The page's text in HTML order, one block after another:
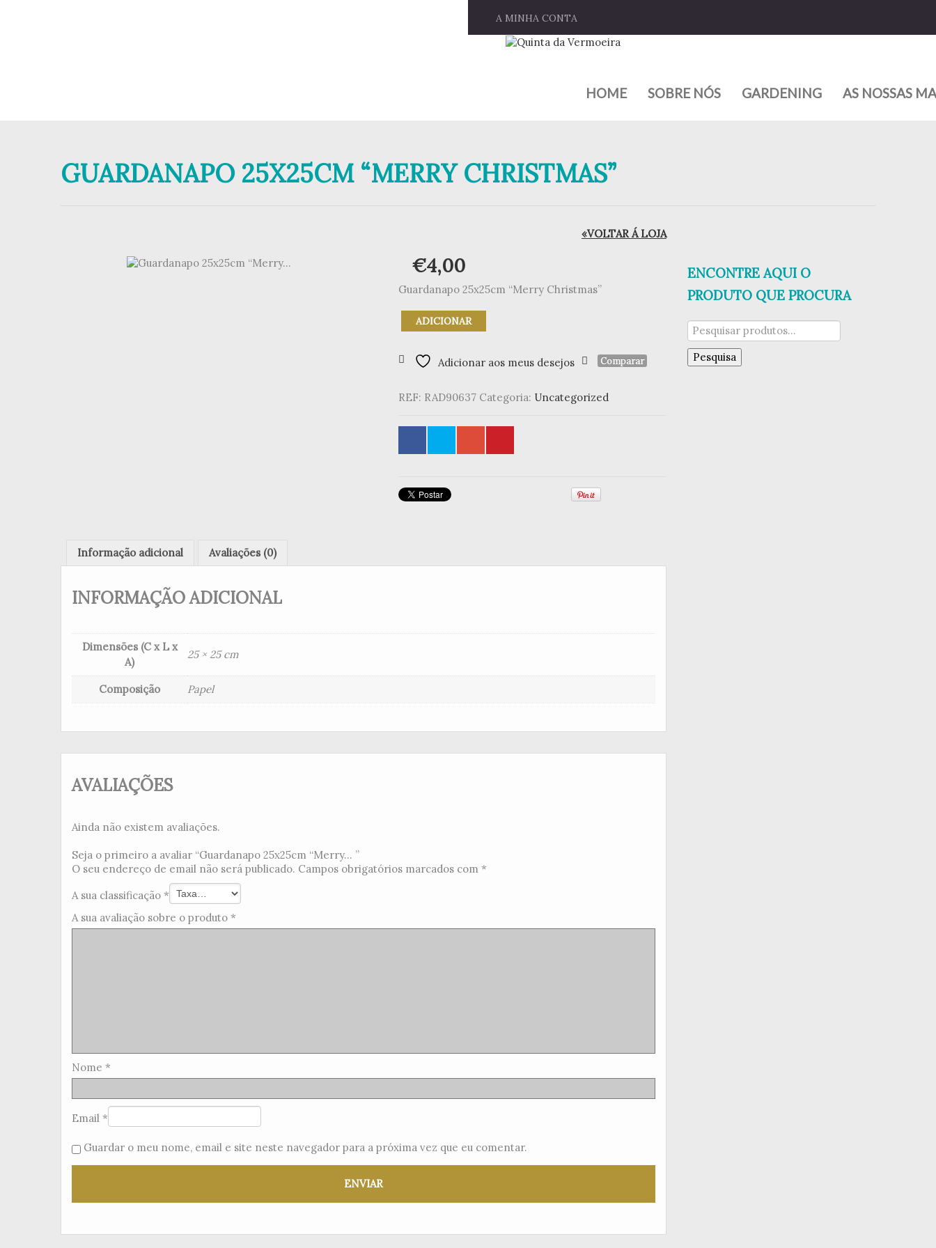
A MINHA CONTA
HOME SOBRE NÓS GARDENING AS NOSSAS
GUARDANAPO 25X25CM “MERRY CHRISTMAS”
«VOLTAR Á LOJA
€4,00
Guardanapo 25x25cm “Merry Christmas”
Quantidade
de
25x25cm
ADICIONAR
Adicionar aos meus desejos Comparar
REF: RAD90637 Categoria: Uncategorized
Informação adicional Avaliações (0)
INFORMAÇÃO ADICIONAL
Dimensões (C x L x
A)
25 × 25 cm
Composição Papel
AVALIAÇÕES
Ainda não existem avaliações.
Seja o primeiro a avaliar “Guardanapo 25x25cm “Merry... ”
O seu endereço de email não será publicado. Campos obrigatórios marcados com *
A sua classificação *
A sua avaliação sobre o produto *
Nome *
Email *
Guardar o meu nome, email e site neste navegador para a próxima vez que eu comentar.
ENCONTRE AQUI O
PRODUTO QUE PROCURA
Pesquisar
por:
Pesquisa